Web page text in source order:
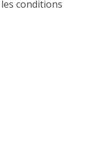
conditions